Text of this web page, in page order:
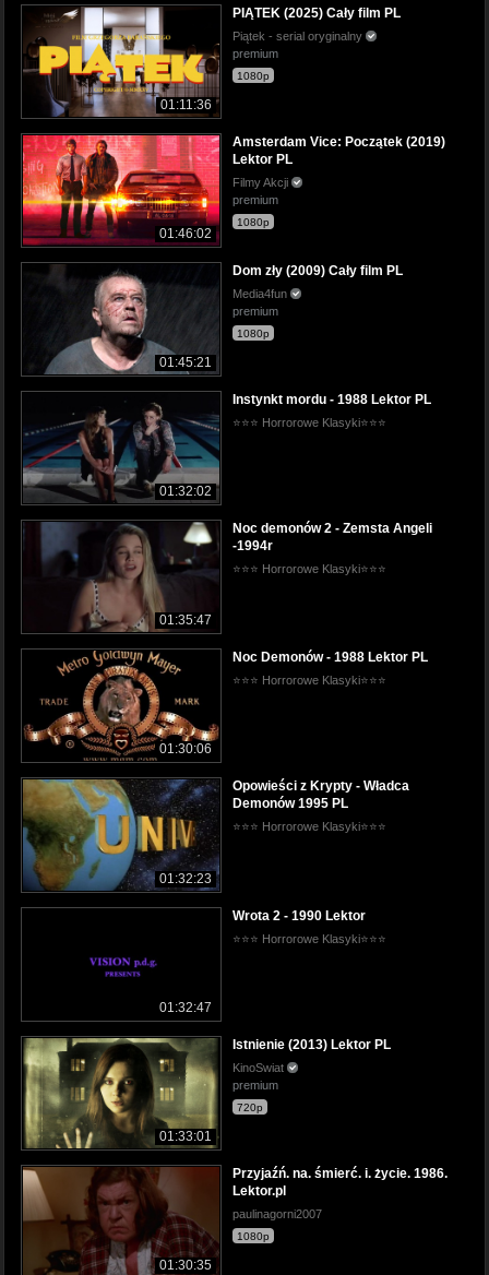
01:11:36
PIĄTEK (2025) Cały film PL
Piątek - serial oryginalny
premium
1080p
01:46:02
Amsterdam Vice: Początek (2019)
Lektor PL
Filmy Akcji
premium
1080p
01:45:21
Dom zły (2009) Cały film PL
Media4fun
premium
1080p
01:32:02
Instynkt mordu - 1988 Lektor PL
⭐⭐⭐ Horrorowe Klasyki⭐⭐⭐
01:35:47
Noc demonów 2 - Zemsta Angeli
-1994r
⭐⭐⭐ Horrorowe Klasyki⭐⭐⭐
01:30:06
Noc Demonów - 1988 Lektor PL
⭐⭐⭐ Horrorowe Klasyki⭐⭐⭐
01:32:23
Opowieści z Krypty - Władca
Demonów 1995 PL
⭐⭐⭐ Horrorowe Klasyki⭐⭐⭐
01:32:47
Wrota 2 - 1990 Lektor
⭐⭐⭐ Horrorowe Klasyki⭐⭐⭐
01:33:01
Istnienie (2013) Lektor PL
KinoSwiat
premium
720p
01:30:35
Przyjaźń. na. śmierć. i. życie. 1986.
Lektor.pl
paulinagorni2007
1080p